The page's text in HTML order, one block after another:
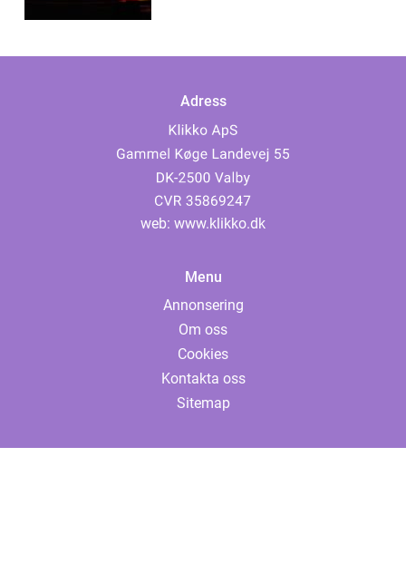
Adress
web: www.klikko.dk
Menu
Annonsering
Om oss
Cookies
Kontakta oss
Sitemap